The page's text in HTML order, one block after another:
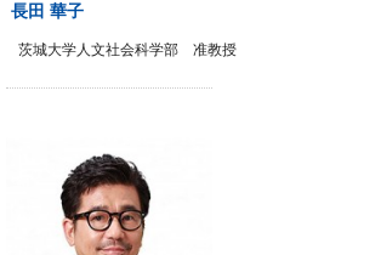
長田 華子
茨城大学人文社会科学部 准教授